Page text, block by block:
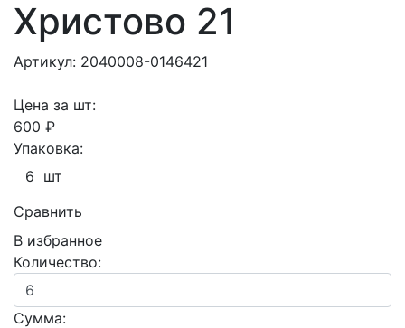
Христово 21
Артикул: 2040008-0146421
Цена за шт:
600 ₽
Упаковка:
6 шт
Сравнить
В избранное
Количество:
Сумма: